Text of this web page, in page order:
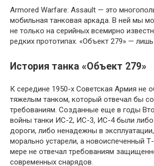
Armored Warfare: Assault — это
мобильная танковая аркада. В ней мы
не только на серийных всемирно
редких прототипах. «Объект 279» — лишь
История танка «Объект 279»
К середине 1950-х Советская Армия не
тяжелым танком, который отвечал бы
требованиям. Созданные еще в годы
войны танки ИС-2, ИС-3, ИС-4 были
дороги, либо ненадежны в
морально устарели, а новоиспеченный
мере не отвечал требованиям
современных снарядов.